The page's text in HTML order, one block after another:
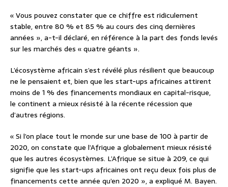
« Vous pouvez constater que ce chiffre est ridiculement
stable, entre 80 % et 85 % au cours des cinq dernières
années », a-t-il déclaré, en référence à la part des fonds levés
sur les marchés des « quatre géants ».
L’écosystème africain s’est révélé plus résilient que beaucoup
ne le pensaient et, bien que les start-ups africaines attirent
moins de 1 % des financements mondiaux en capital-risque,
le continent a mieux résisté à la récente récession que
d’autres régions.
« Si l’on place tout le monde sur une base de 100 à partir de
2020, on constate que l’Afrique a globalement mieux résisté
que les autres écosystèmes. L’Afrique se situe à 209, ce qui
signifie que les start-ups africaines ont reçu deux fois plus de
financements cette année qu’en 2020 », a expliqué M. Bayen.